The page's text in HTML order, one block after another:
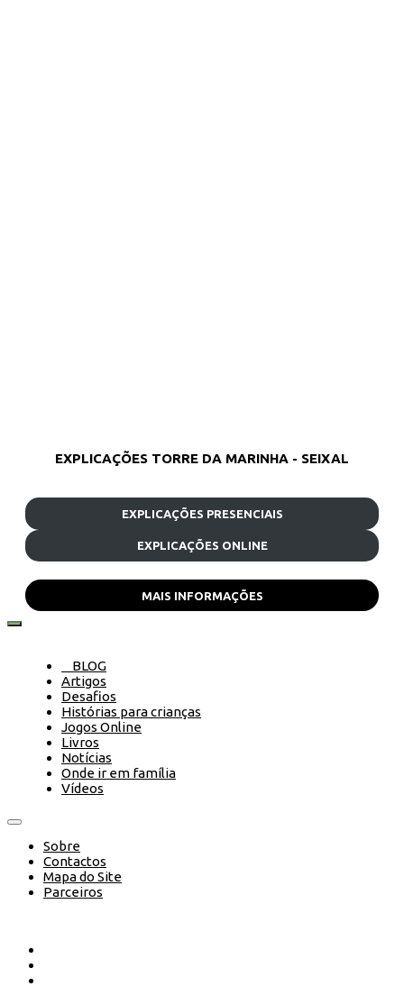
EXPLICAÇÕES TORRE DA MARINHA - SEIXAL
EXPLICAÇÕES PRESENCIAIS
EXPLICAÇÕES ONLINE
MAIS INFORMAÇÕES
BLOG
Artigos
Desafios
Histórias para crianças
Jogos Online
Livros
Notícias
Onde ir em família
Vídeos
Sobre
Contactos
Mapa do Site
Parceiros